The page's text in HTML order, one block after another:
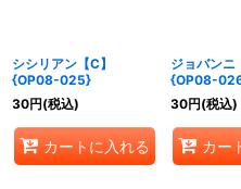
シシリアン【C】
{OP08-025}
30円(税込)
カートに入れる
ジョバンニ
{OP08-
30円(税込)
カー